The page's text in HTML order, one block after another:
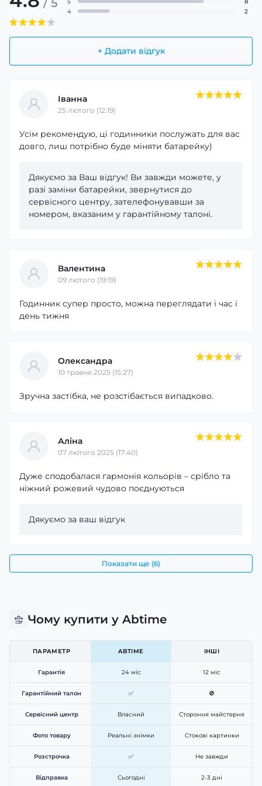
+ Додати відгук
4
2
Іванна
25 лютого (12:19)
Усім рекомендую, ці годинники послужать для вас
довго, лиш потрібно буде міняти батарейку)
Дякуємо за Ваш відгук! Ви завжди можете, у
разі заміни батарейки, звернутися до
сервісного центру, зателефонувавши за
номером, вказаним у гарантійному талоні.
Валентина
09 лютого (19:19)
Годинник супер просто, можна переглядати і час і
день тижня
Олександра
10 травня 2025 (15:27)
Зручна застібка, не розстібається випадково.
Аліна
07 лютого 2025 (17:40)
Дуже сподобалася гармонія кольорів – срібло та
ніжний рожевий чудово поєднуються
Дякуємо за ваш відгук
Показати ще (6)
Чому купити у Abtime
ПАРАМЕТР ABTIME ІНШІ
Гарантія 24 міс 12 міс
Гарантійний талон ✅ 🚫
Сервісний центр Власний Стороння майстерня
Фото товару Реальні знімки Стокові картинки
Розстрочка ✅ Не завжди
Відправка Сьогодні 2-3 дні